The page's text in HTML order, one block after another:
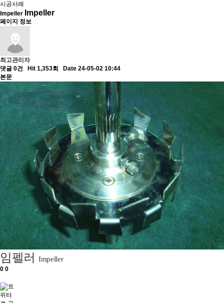
시공사례
Impeller Impeller
페이지 정보
최고관리자
댓글 0건
Hit 1,353회
Date 24-05-02 10:44
본문
임펠러 Impeller
0 0